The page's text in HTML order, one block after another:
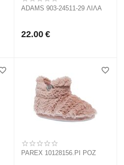
ADAMS 903-24511-29 ΛΙΛΑ
22.00 €
PAREX 10128156.PI ΡΟΖ